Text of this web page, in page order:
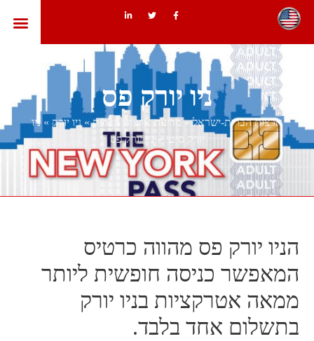
ניו יורק פס
ארצות הברית-ישראל»מדינות ארצות הברית»ניו יורק »ניו
יורק סיטי » ניו יורק פס
הניו יורק פס מהווה כרטיס
המאפשר כניסה חופשית ליותר
ממאה אטרקציות בניו יורק
בתשלום אחד בלבד.